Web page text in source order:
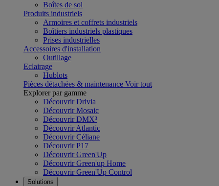
Boîtes de sol
Produits industriels
Armoires et coffrets industriels
Boîtiers industriels plastiques
Prises industrielles
Accessoires d'installation
Outillage
Eclairage
Hublots
Pièces détachées & maintenance Voir tout
Explorer par gamme
Découvrir Drivia
Découvrir Mosaic
Découvrir DMX³
Découvrir Atlantic
Découvrir Céliane
Découvrir P17
Découvrir Green'Up
Découvrir Green'up Home
Découvrir Green'Up Control
Solutions